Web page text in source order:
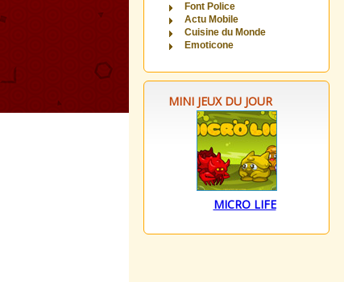
Font Police
Actu Mobile
Cuisine du Monde
Emoticone
MINI JEUX DU JOUR
MICRO LIFE